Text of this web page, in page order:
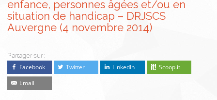
enfance, personnes âgées et/ou en
situation de handicap – DRJSCS
Auvergne (4 novembre 2014)
Partager sur :
Facebook Twitter LinkedIn
Scoop.it
Email